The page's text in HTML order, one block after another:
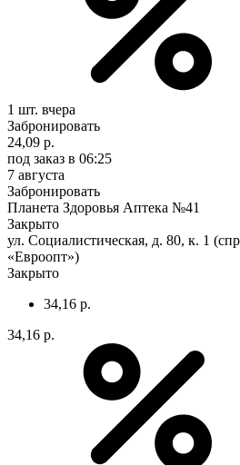
1 шт. вчера
Забронировать
24,09 р.
под заказ в 06:25
7 августа
Забронировать
Планета Здоровья Аптека №41
Закрыто
ул. Социалистическая, д. 80, к. 1
«Евроопт»)
Закрыто
34,16 р.
34,16 р.